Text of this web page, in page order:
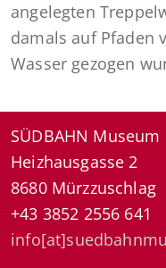
angelegten
damals auf Pfaden
Wasser gezogen
SÜDBAHN Museum
Heizhausgasse 2
8680 Mürzzuschlag
+43 3852 2556 641